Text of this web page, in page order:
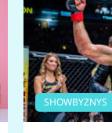
SHOWBYZNYS